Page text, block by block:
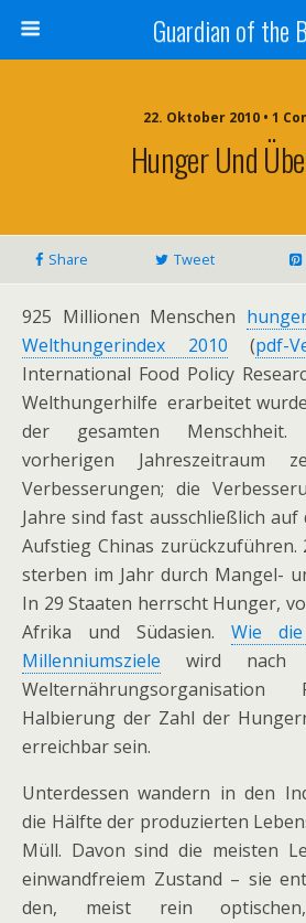
Guardian of the
22. Oktober 2010 • 1
Hunger Und
Share Tweet
925 Millionen Menschen
Welthungerindex 2010 (pdf-
International Food Policy
Welthungerhilfe erarbeitet
der gesamten Menschheit.
vorherigen Jahreszeitraum
Verbesserungen; die
Jahre sind fast ausschließlich
Aufstieg Chinas zurückzuführen.
sterben im Jahr durch Mangel-
In 29 Staaten herrscht Hunger,
Afrika und Südasien. Wie
Millenniumsziele wird nach
Halbierung der Zahl der
erreichbar sein.
Unterdessen wandern in den
die Hälfte der produzierten
Müll. Davon sind die meisten
einwandfreiem Zustand – sie
den, meist rein